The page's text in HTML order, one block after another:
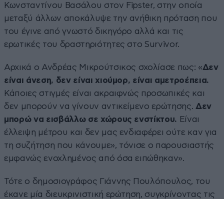
Κωνσταντίνου Βασάλου στον Fipster, στην οποία
μεταξύ άλλων αποκάλυψε την ανήθικη πρόταση που
του έγινε από γνωστό δικηγόρο αλλά και τις
ερωτικές του δραστηριότητες στο Survivor.
Αρχικά ο Ανδρέας Μικρούτσικος σχολίασε πως: «Δεν
είναι άνεση, δεν είναι χιούμορ, είναι αμετροέπεια.
Κάποιες στιγμές είναι ακραιφνώς προσωπικές και
δεν μπορούν να γίνουν αντικείμενο ερώτησης. Δεν
μπορώ να εισβάλλω σε χώρους ενστίκτου. Είναι
έλλειψη μέτρου και δεν μας ενδιαφέρει ούτε καν για
τη συζήτηση που κάνουμε», τόνισε ο παρουσιαστής
εμφανώς ενοχλημένος από όσα ειπώθηκαν».
Τότε ο δημοσιογράφος Γιάννης Πουλόπουλος, του
έκανε μία διευκρινιστική ερώτηση, συγκρίνοντας τις